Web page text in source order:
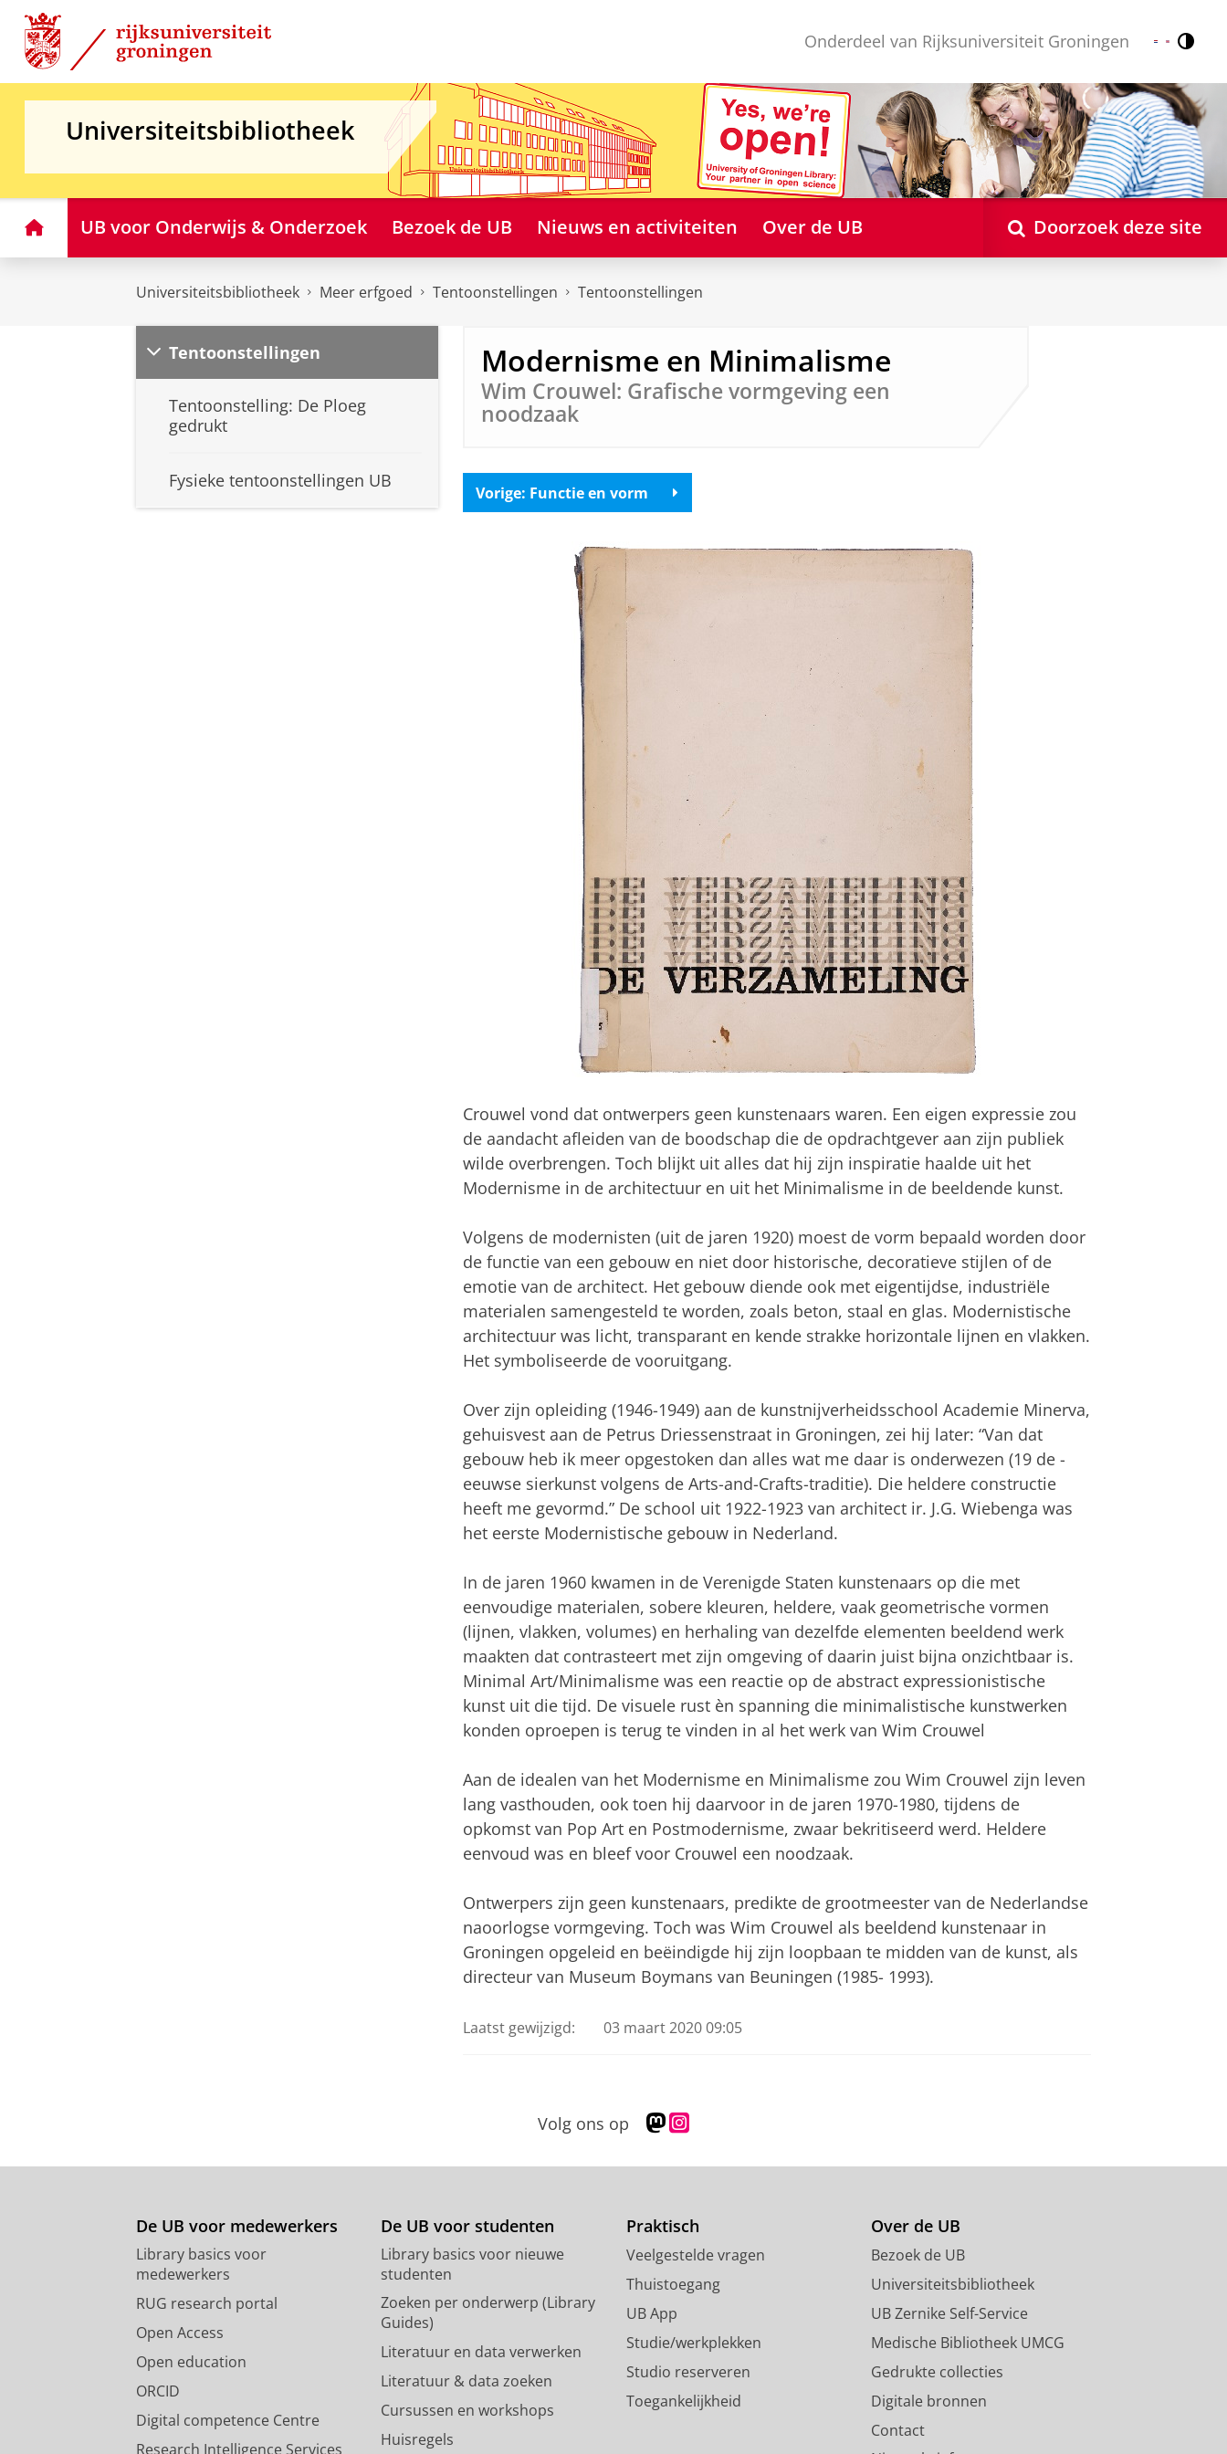
Skip
Content
Skip
Navigation
Onderdeel van Rijksuniversiteit Groningen Nederlands
English
Universiteitsbibliotheek
HomeUB voor Onderwijs & Onderzoek Bezoek de UB Nieuws en activiteiten Over de UB Doorzoek deze site
Universiteitsbibliotheek Meer erfgoed Tentoonstellingen Tentoonstellingen
Tentoonstellingen
Tentoonstelling: De Ploeg
gedrukt
Fysieke tentoonstellingen UB
Modernisme en Minimalisme
Wim Crouwel: Grafische vormgeving een
noodzaak
Vorige: Functie en vorm
Crouwel vond dat ontwerpers geen kunstenaars waren. Een eigen expressie zou
de aandacht afleiden van de boodschap die de opdrachtgever aan zijn publiek
wilde overbrengen. Toch blijkt uit alles dat hij zijn inspiratie haalde uit het
Modernisme in de architectuur en uit het Minimalisme in de beeldende kunst.
Volgens de modernisten (uit de jaren 1920) moest de vorm bepaald worden door
de functie van een gebouw en niet door historische, decoratieve stijlen of de
emotie van de architect. Het gebouw diende ook met eigentijdse, industriële
materialen samengesteld te worden, zoals beton, staal en glas. Modernistische
architectuur was licht, transparant en kende strakke horizontale lijnen en vlakken.
Het symboliseerde de vooruitgang.
Over zijn opleiding (1946-1949) aan de kunstnijverheidsschool Academie Minerva,
gehuisvest aan de Petrus Driessenstraat in Groningen, zei hij later: “Van dat
gebouw heb ik meer opgestoken dan alles wat me daar is onderwezen (19 de -
eeuwse sierkunst volgens de Arts-and-Crafts-traditie). Die heldere constructie
heeft me gevormd.” De school uit 1922-1923 van architect ir. J.G. Wiebenga was
het eerste Modernistische gebouw in Nederland.
In de jaren 1960 kwamen in de Verenigde Staten kunstenaars op die met
eenvoudige materialen, sobere kleuren, heldere, vaak geometrische vormen
(lijnen, vlakken, volumes) en herhaling van dezelfde elementen beeldend werk
maakten dat contrasteert met zijn omgeving of daarin juist bijna onzichtbaar is.
Minimal Art/Minimalisme was een reactie op de abstract expressionistische
kunst uit die tijd. De visuele rust èn spanning die minimalistische kunstwerken
konden oproepen is terug te vinden in al het werk van Wim Crouwel
Aan de idealen van het Modernisme en Minimalisme zou Wim Crouwel zijn leven
lang vasthouden, ook toen hij daarvoor in de jaren 1970-1980, tijdens de
opkomst van Pop Art en Postmodernisme, zwaar bekritiseerd werd. Heldere
eenvoud was en bleef voor Crouwel een noodzaak.
Ontwerpers zijn geen kunstenaars, predikte de grootmeester van de Nederlandse
naoorlogse vormgeving. Toch was Wim Crouwel als beeldend kunstenaar in
Groningen opgeleid en beëindigde hij zijn loopbaan te midden van de kunst, als
directeur van Museum Boymans van Beuningen (1985- 1993).
Laatst gewijzigd: 03 maart 2020 09:05
Volg ons op
M
s
d
n
p
o
f
i
e
l
s
g
r
a
m
c
c
o
u
De UB voor medewerkers
Library basics voor
medewerkers
RUG research portal
Open Access
Open education
ORCID
Digital competence Centre
Research Intelligence Services
De UB voor studenten
Library basics voor nieuwe
studenten
Zoeken per onderwerp (Library
Guides)
Literatuur en data verwerken
Literatuur & data zoeken
Cursussen en workshops
Huisregels
Praktisch
Veelgestelde vragen
Thuistoegang
UB App
Studie/werkplekken
Studio reserveren
Toegankelijkheid
Over de UB
Bezoek de UB
Universiteitsbibliotheek
UB Zernike Self-Service
Medische Bibliotheek UMCG
Gedrukte collecties
Digitale bronnen
Contact